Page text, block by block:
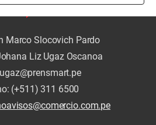
Marco Slocovich Pardo
Liz Ugaz Oscanoa
(+511) 311 6500